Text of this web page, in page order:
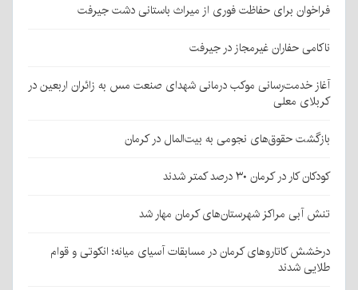
فراخوان برای حفاظت فوری از میراث باستانی دشت جیرفت
ناکامی حفاران غیرمجاز در جیرفت
آغاز خدمت‌رسانی موکب درمانی شهدای صنعت مس به زائران اربعین در
کربلای معلی
بازگشت حقوق‌های نجومی به بیت‌المال در کرمان
کودکان کار در کرمان ۳۰ درصد کمتر شدند
تنش آبی مراکز شهرستان‌های کرمان مهار شد
درخشش کاتاروهای کرمان در مسابقات آسیای میانه؛ انکوتی و قوام
طلایی شدند